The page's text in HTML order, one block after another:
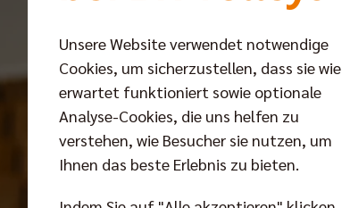
Unsere Website verwendet notwendige
Cookies, um sicherzustellen, dass sie wie
erwartet funktioniert sowie optionale
Analyse-Cookies, die uns helfen zu
verstehen, wie Besucher sie nutzen, um
Ihnen das beste Erlebnis zu bieten.